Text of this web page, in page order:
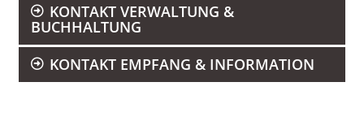
KONTAKT VERWALTUNG &
BUCHHALTUNG
KONTAKT EMPFANG & INFORMATION